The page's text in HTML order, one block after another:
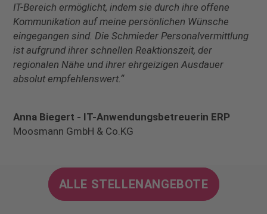
IT-Bereich ermöglicht, indem sie durch ihre offene
Kommunikation auf meine persönlichen Wünsche
eingegangen sind. Die Schmieder Personalvermittlung
ist aufgrund ihrer schnellen Reaktionszeit, der
regionalen Nähe und ihrer ehrgeizigen Ausdauer
absolut empfehlenswert.“
Anna Biegert - IT-Anwendungsbetreuerin ERP
Moosmann GmbH & Co.KG
ALLE STELLENANGEBOTE